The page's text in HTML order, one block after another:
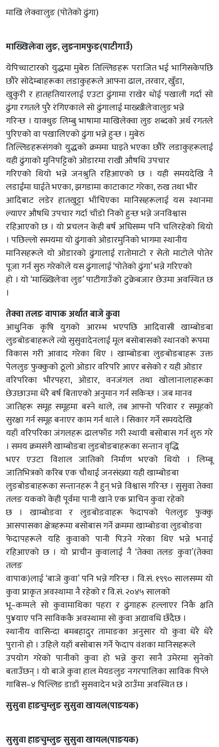
माखि लेक्वाःलुङ (पोतेको ढुंगा)
माख्खिलेःवा लुङ, लुङनामफुङ(पाटीगाउँ)
येपिच्चाटारको युद्धमा मुबेरु तिल्लिङहरू पराजित भई भागिसकेपछि
छौरे सोदेम्बाहरूका लडाकुहरूले आफ्ना ढाल, तरवार, खुँडा,
खुकुरी र हातहतियारलाई एउटा ढुंगामा राखेर धोई पखाली गर्दा सो
ढुंगा रगतले पुरै रंगिएकाले सो ढुंगालाई माख्खीलेःवालुङ भन्ने
गरिन्छ । याक्थुङ लिम्बु भाषामा माखिलेक्वा लुङ शब्दको अर्थ रगतले
पुरिएको वा पखालिएको ढुंगा भन्ने हुन्छ । मुबेरु
तिल्लिङहरूसंगको युद्धको क्रममा घाइते भएका छौरे लडाकुहरूलाई
यही ढुंगाको मुनिपट्टिको ओडारमा राखी औषधि उपचार
गरिएको थियो भन्ने जनश्रुति रहिआएको छ । यही समयदेखि नै
लडाईंमा घाईते भएका, झगडामा काटाकाट गरेका, रुख तथा भीर
आदिबाट लडेर हातखुट्टा भाँचिएका मानिसहरूलाई यस स्थानमा
ल्याएर औषधि उपचार गर्दा चाँडो निको हुन्छ भन्ने जनविश्वास
रहिआएको छ । यो प्रचलन केही बर्ष अघिसम्म पनि चलिरहेको थियो
। पछिल्लो समयमा यो ढुंगाको ओडारमुनिको भागमा स्थानीय
मानिसहरूले यो ओडारको ढुंगालाई रातोमाटो र सेतो माटोले पोतेर
पूजा गर्न सुरु गरेकोले यस ढुंगालाई ‘पोतेको ढुंगा’ भन्ने गरिएको
हो । यो ‘माख्खिलेःवा लुङ’ पाटीगाउँको टुक्रेबजार छेउमा अवस्थित छ
।
तेक्वा तलङ वापाक अर्थात बाजे कुवा
आधुुनिक कृषि युगको आरम्भ भएपछि आदिवासी खाम्बोङबा
लुङबोङबाहरूले त्यो सुसुवादेनलाई मूल बसोबासको स्थानको रूपमा
विकास गरी आवाद गरेका थिए । खाम्बोङबा लुङबोङबाहरू उक्त
पेललुङ फुक्कुको ठूलो ओडार वरिपरि आएर बसेको र यही ओडार
वरिपरिका भीरपहरा, ओडार, वनजंगल तथा खोलानालाहरूका
छेउछाउमा धेरै बर्ष बिताएको अनुमान गर्न सकिन्छ । जब मानव
जातिहरू समूह समूहमा बस्ने थाले, तब आफ्नो परिवार र समूहको
सुरक्षा गर्न समूह बनाएर काम गर्न थाले । सिकार गर्ने समयदेखि
यहाँ वरिपरिका जंगलहरू ढालफाँड गरी स्थायी बसोबास गर्न शुरु गरे
। समय क्रमसंगै खाम्बोङबा लुङबोङबाहरूका सन्तान वृद्धि
भएर एउटा विशाल जातिको निर्माण भएको थियो । लिम्बू
जातिभित्रको करिब एक चौथाई जनसंख्या यही खाम्बोङबा
लुङबोङबाहरूका सन्तानहरू नै हुन् भन्ने विश्वास गरिन्छ । सुसुवा तेक्वा
तलङ यकको केही पूर्वमा पानी खाने एक प्राचिन कुवा रहेको
छ । खाम्बोङवा र लुङबोङवाहरू फेदापको पेललुङ फुक्कु
आसपासका क्षेत्रहरूमा बसोबास गर्ने क्रममा खाम्बोङवा लुङबोङवा
फेदापहरूले यहि कुवाको पानी पिउने गरेका थिए भन्ने भनाई
रहिआएको छ । यो प्राचीन कुवालाई नै ‘तेक्वा तलङ कुवा’(तेक्वा
तलङ
वापाक)लाई ‘बाजे कुवा’ पनि भन्ने गरिन्छ । वि.सं. १९९० सालसम्म यो
कुवा प्राकृत अवस्थामा नै रहेको र वि.सं. २०४५ सालको
भू–कम्पले सो कुवामाथिका पहरा र ढुंगाहरू हल्लाएर निकै क्षति
पु¥याए पनि साविककै अवस्थामा सो कुवा अद्यावधि छँदैछ ।
स्थानीय वासिन्दा बमबहादुर तामाङका अनुसार यो कुवा धेरै धेरै
पुरानो हो । उहिले यहाँ बसोबास गर्ने फेदाप वंशका मानिसहरूले
उपयोग गरेको पानीको कुवा हो भन्ने कुरा सानै उमेरमा सुनेको
बताउँछन् । यो बाजे कुवा हाल मेयङलुङ नगरपालिका साविक पिप्ले
गाबिस–४ पिल्लिङ डाडाँ सुसवादेन भन्ने ठाउँमा अवस्थित छ ।
सुसुवा हाङचुम्लुङ सुसुवा खायल(पाङयक)
सुसुवा हाङचुम्लुङ सुसुवा खायल(पाङयक)